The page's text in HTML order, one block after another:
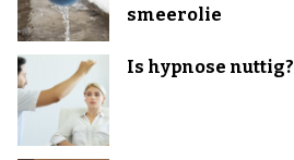
smeerolie
Is hypnose nuttig?